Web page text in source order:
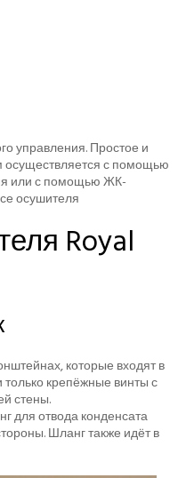
управления. Простое и
осуществляется с помощью
или с помощью ЖК-
осушителя
Royal
которые входят в
крепёжные винты с
стены.
для отвода конденсата
Шланг также идёт в